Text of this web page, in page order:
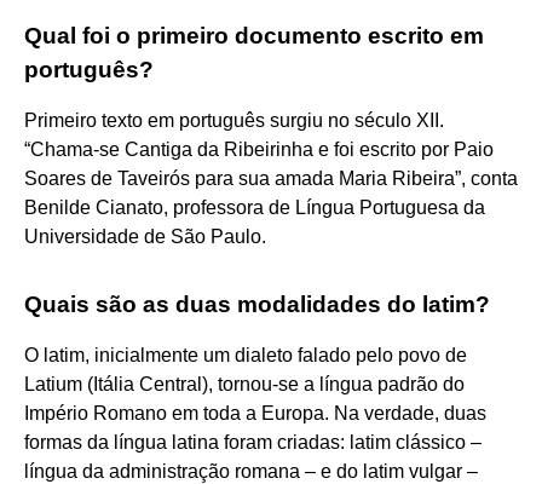
Qual foi o primeiro documento escrito em
português?
Primeiro texto em português surgiu no século XII.
“Chama-se Cantiga da Ribeirinha e foi escrito por Paio
Soares de Taveirós para sua amada Maria Ribeira”, conta
Benilde Cianato, professora de Língua Portuguesa da
Universidade de São Paulo.
Quais são as duas modalidades do latim?
O latim, inicialmente um dialeto falado pelo povo de
Latium (Itália Central), tornou-se a língua padrão do
Império Romano em toda a Europa. Na verdade, duas
formas da língua latina foram criadas: latim clássico –
língua da administração romana – e do latim vulgar –